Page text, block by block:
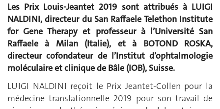
Les Prix Louis-Jeantet 2019 sont attribués à LUIGI
NALDINI, directeur du San Raffaele Telethon Institute
for Gene Therapy et professeur à l’Université San
Raffaele à Milan (Italie), et à BOTOND ROSKA,
directeur cofondateur de l’Institut d’ophtalmologie
moléculaire et clinique de Bâle (IOB), Suisse.
LUIGI NALDINI reçoit le Prix Jeantet-Collen pour la
médecine translationnelle 2019 pour son travail de